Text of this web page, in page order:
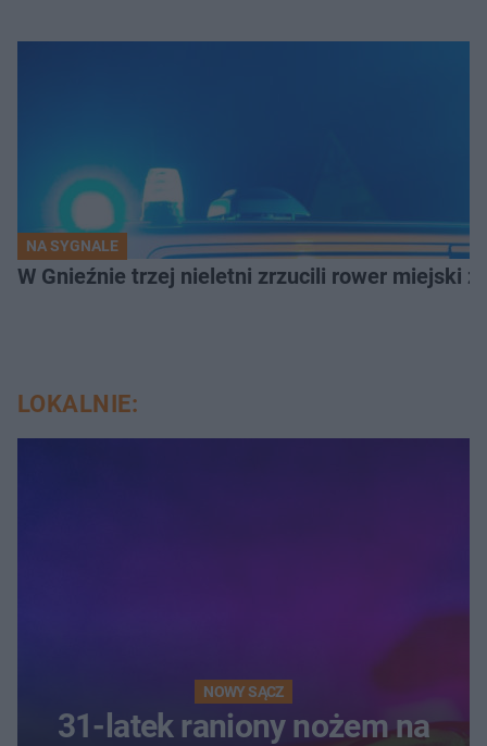
NA SYGNALE
W Gnieźnie trzej nieletni zrzucili rower miejski
LOKALNIE:
NOWY SĄCZ
31-latek raniony nożem na